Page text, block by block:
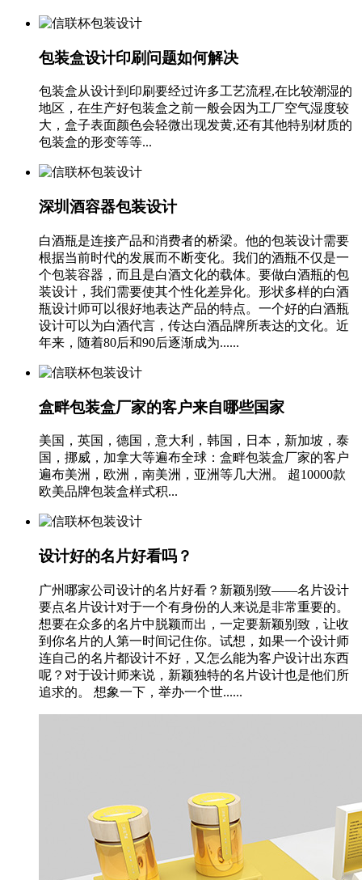
包装盒设计印刷问题如何解决
包装盒从设计到印刷要经过许多工艺流程,在比较潮湿的
地区，在生产好包装盒之前一般会因为工厂空气湿度较
大，盒子表面颜色会轻微出现发黄,还有其他特别材质的
包装盒的形变等等...
深圳酒容器包装设计
白酒瓶是连接产品和消费者的桥梁。他的包装设计需要
根据当前时代的发展而不断变化。我们的酒瓶不仅是一
个包装容器，而且是白酒文化的载体。要做白酒瓶的包
装设计，我们需要使其个性化差异化。形状多样的白酒
瓶设计师可以很好地表达产品的特点。一个好的白酒瓶
设计可以为白酒代言，传达白酒品牌所表达的文化。近
年来，随着80后和90后逐渐成为......
盒畔包装盒厂家的客户来自哪些国家
美国，英国，德国，意大利，韩国，日本，新加坡，泰
国，挪威，加拿大等遍布全球：盒畔包装盒厂家的客户
遍布美洲，欧洲，南美洲，亚洲等几大洲。 超10000款
欧美品牌包装盒样式积...
设计好的名片好看吗？
广州哪家公司设计的名片好看？新颖别致——名片设计
要点名片设计对于一个有身份的人来说是非常重要的。
想要在众多的名片中脱颖而出，一定要新颖别致，让收
到你名片的人第一时间记住你。试想，如果一个设计师
连自己的名片都设计不好，又怎么能为客户设计出东西
呢？对于设计师来说，新颖独特的名片设计也是他们所
追求的。 想象一下，举办一个世......